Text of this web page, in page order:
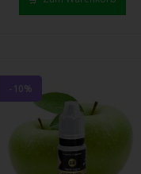
-10%